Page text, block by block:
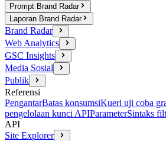
Prompt Brand Radar
Laporan Brand Radar
Brand Radar
Web Analytics
GSC Insights
Media Sosial
Publik
Referensi
PengantarBatas konsumsiKueri uji coba
pengelolaan kunci APIParameterSintaks
API
Site Explorer